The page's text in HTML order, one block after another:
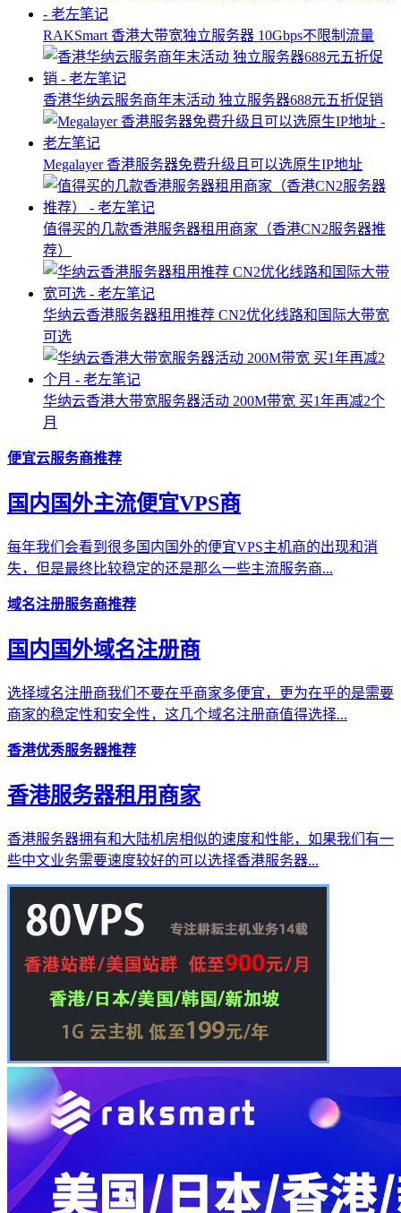
RAKSmart 香港大带宽独立服务器 10Gbps不限制流量
香港华纳云服务商年末活动 独立服务器688元五折促销
Megalayer 香港服务器免费升级且可以选原生IP地址
值得买的几款香港服务器租用商家（香港CN2服务器推
荐）
华纳云香港服务器租用推荐 CN2优化线路和国际大带宽
可选
华纳云香港大带宽服务器活动 200M带宽 买1年再减2个
月
便宜云服务商推荐
国内国外主流便宜VPS商
每年我们会看到很多国内国外的便宜VPS主机商的出现和消
失，但是最终比较稳定的还是那么一些主流服务商...
域名注册服务商推荐
国内国外域名注册商
选择域名注册商我们不要在乎商家多便宜，更为在乎的是需要
商家的稳定性和安全性，这几个域名注册商值得选择...
香港优秀服务器推荐
香港服务器租用商家
香港服务器拥有和大陆机房相似的速度和性能，如果我们有一
些中文业务需要速度较好的可以选择香港服务器...